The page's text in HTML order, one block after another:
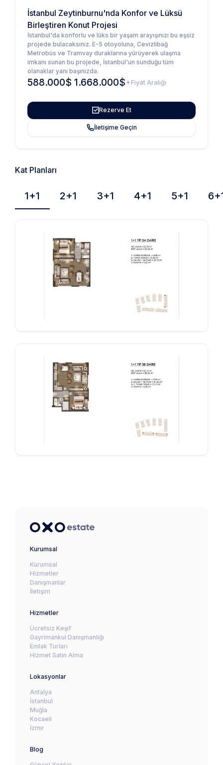
İstanbul Zeytinburnu'nda Konfor ve Lüksü
Birleştiren Konut Projesi
İstanbul'da konforlu ve lüks bir yaşam arayışınızı bu eşsiz
projede bulacaksınız. E-5 otoyoluna, Cevizlibağ
Metrobüs ve Tramvay duraklarına yürüyerek ulaşma
imkanı sunan bu projede, İstanbul'un sunduğu tüm
olanaklar yanı başınızda.
588.000$ 1.668.000$ Fiyat Aralığı
Rezerve Et
İletişime Geçin
Kat Planları
1+1 2+1 3+1 4+1 5+1
Kurumsal
Kurumsal
Hizmetler
Danışmanlar
İletişim
Hizmetler
Ücretsiz Keşif
Gayrimankul Danışmanlığı
Emlak Turları
Hizmet Satın Alma
Lokasyonlar
Antalya
İstanbul
Muğla
Kocaeli
İzmir
Blog